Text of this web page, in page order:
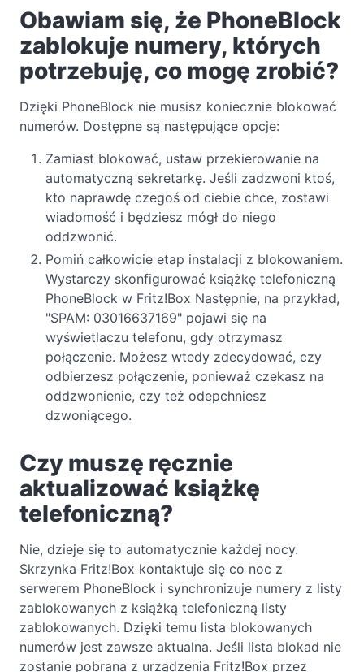
Obawiam się, że PhoneBlock
zablokuje numery, których
potrzebuję, co mogę zrobić?
Dzięki PhoneBlock nie musisz koniecznie blokować
numerów. Dostępne są następujące opcje:
Zamiast blokować, ustaw przekierowanie na
automatyczną sekretarkę. Jeśli zadzwoni ktoś,
kto naprawdę czegoś od ciebie chce, zostawi
wiadomość i będziesz mógł do niego
oddzwonić.
Pomiń całkowicie etap instalacji z blokowaniem.
Wystarczy skonfigurować książkę telefoniczną
PhoneBlock w Fritz!Box Następnie, na przykład,
"SPAM: 03016637169" pojawi się na
wyświetlaczu telefonu, gdy otrzymasz
połączenie. Możesz wtedy zdecydować, czy
odbierzesz połączenie, ponieważ czekasz na
oddzwonienie, czy też odepchniesz
dzwoniącego.
Czy muszę ręcznie
aktualizować książkę
telefoniczną?
Nie, dzieje się to automatycznie każdej nocy.
Skrzynka Fritz!Box kontaktuje się co noc z
serwerem PhoneBlock i synchronizuje numery z listy
zablokowanych z książką telefoniczną listy
zablokowanych. Dzięki temu lista blokowanych
numerów jest zawsze aktualna. Jeśli lista blokad nie
zostanie pobrana z urządzenia Fritz!Box przez